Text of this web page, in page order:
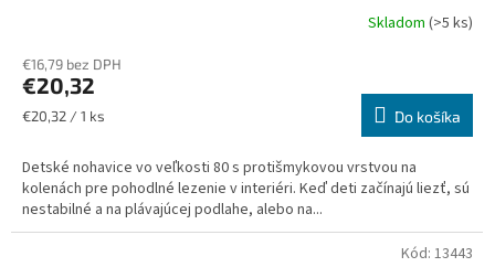
Skladom (>5 ks)
€16,79 bez DPH
€20,32
Jednotková
€20,32 / 1 ks Do košíka
Detské nohavice vo veľkosti 80 s protišmykovou vrstvou na
kolenách pre pohodlné lezenie v interiéri. Keď deti začínajú liezť, sú
nestabilné a na plávajúcej podlahe, alebo na...
Kód: 13443